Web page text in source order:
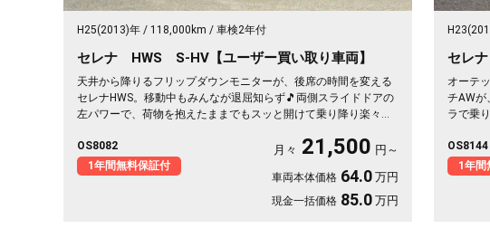
H25(2013)年 118,000km 車検2年付
セレナ HWS S-HV【ユーザー買い取り車両】
天井から降りるフリップダウンモニターが、後席の時間を変える
セレナHWS。移動中もみんなが退屈知らず🎵両側スライドドアの
左パワーで、荷物を抱えたままでもスッと開けて乗り降り楽々。
21500〜で叶う遠出の週末。走りも装備も揃った一台を、まるご
と1年保証付でどうぞ🚗✨💫👍
OS8082
1年間無料保証付
月々 21,500 円～
車両本体価格 64.0 万円
現金一括価格 85.0 万円
セレ
オーテ
チAWが
ラで乗
ライブ
で楽し
出しが
OS8144
1年間